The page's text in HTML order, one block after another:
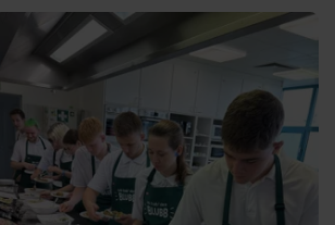
was Cooles zu sehen!
Video-Content von YouTube. Neugierig?
Inhalte von YouTube.
mir die externen Inhalte angezeigt werden.